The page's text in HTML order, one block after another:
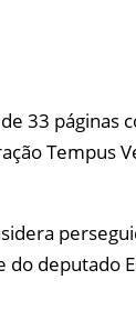
33
Tempus
deputado